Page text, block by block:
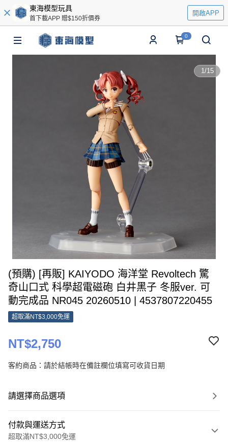
東海模型玩具
首下載APP 贈$150折價券
開啟APP
0
1/15
(預購) [再販] KAIYODO 海洋堂 Revoltech 驚
奇山口式 科學超電磁砲 白井黑子 冬服ver. 可
動完成品 NR045 20260510 | 4537807220455
超取滿NT$3,000免運
NT$2,750
客約商品：請於結帳時在備註欄位填寫可收貨日期
請選擇商品選項
付款與運送方式
超取滿NT$3,000免運